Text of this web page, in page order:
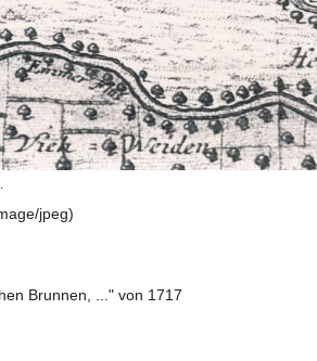
jpeg)
Brunnen, ..." von 1717